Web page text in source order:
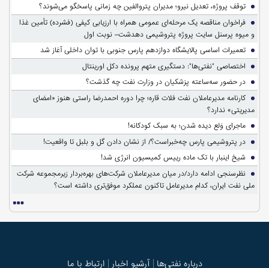
توقف پروژه، تعدیل نیرو؛ مدیران پتروالفین چه زمانی پاسخگو می‌شوند؟
فراخوان مناقصه یک مرحله‌ای عمومی همراه با ارزیابی کیفی (فشرده) تأمین غذا
و میوه پرسنل سایت پروژه پتروشیمی دهدشت– نوبت اول
تعمیرات اساسی پالایشگاه دوازدهم پارس جنوبی با توان داخلی آغاز شد
اختصاصی "نفتی‌ها": دستگیری متهم پرونده دکل اورینتال
در حضور سه‌ساعته پزشکیان در وزارت نفت چه گذشت؟
کارنامه مدیرعاملان نفت فلات قاره؛ چرا دوره احمدرضا راستی هنوز «امضای
مدیریتی» ندارد؟
ماجرای وَلع دیده شدن؛ به سبک کودکانه!
در پتروشیمی پارس چه‌خبراست؟/ از نشان دادن گل و بلبل تا واقعیت!
شیخ اینبار با تک ماده رییس کمیسیون انرژی شد!
نظرسنجی ادامه دارد/در میان مدیرعاملان شرکت‌های بهره‌بردار زیرمجموعه شرکت
ملی نفت ایران، کدام مدیرعامل تاکنون عملکرد موفق‌تری داشته است؟
درباره نفتی‌ها آرشیو اخبار ارتباط با ما